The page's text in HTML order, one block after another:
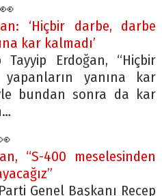
‘Hiçbir darbe, darbe
kar kalmadı’
Tayyip Erdoğan, “Hiçbir
yanına kar
bundan sonra da kar
“S-400 meselesinden
Genel Başkanı Recep